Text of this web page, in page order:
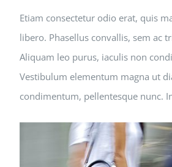
Etiam consectetur odio erat, quis
libero. Phasellus convallis, sem ac
Aliquam leo purus, iaculis non
Vestibulum elementum magna ut
condimentum, pellentesque nunc.